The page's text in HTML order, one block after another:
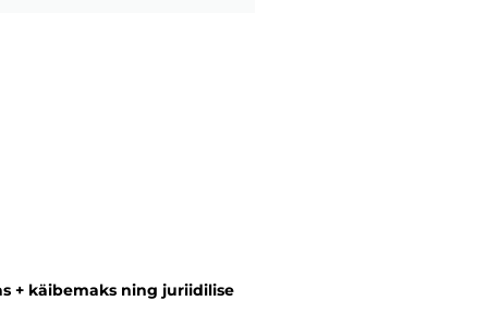
+ käibemaks ning juriidilise